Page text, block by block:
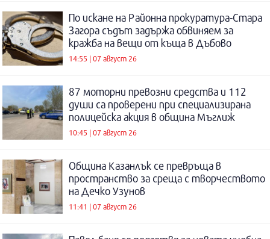
По искане на Районна прокуратура-Стара
Загора съдът задържа обвиняем за
кражба на вещи от къща в Дъбово
14:55 | 07 август 26
87 моторни превозни средства и 112
души са проверени при специализирана
полицейска акция в община Мъглиж
10:45 | 07 август 26
Община Казанлък се превръща в
пространство за среща с творчеството
на Дечко Узунов
11:41 | 07 август 26